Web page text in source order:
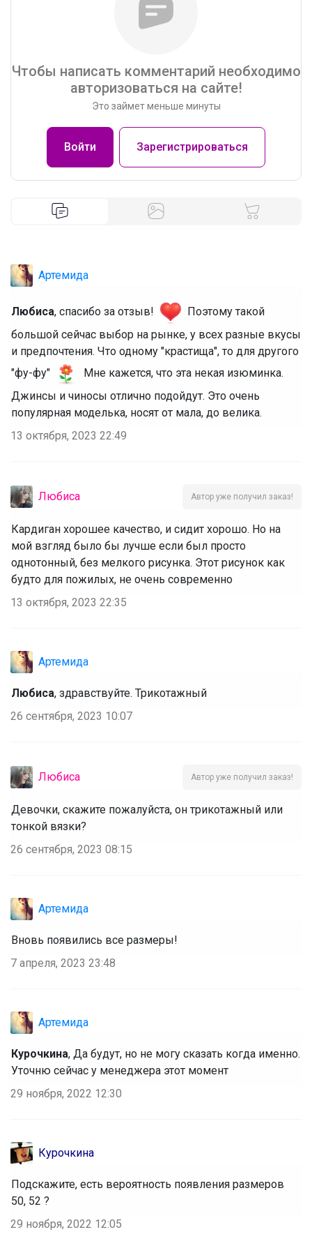
Чтобы написать комментарий необходимо
авторизоваться на сайте!
Это займет меньше минуты
Войти Зарегистрироваться
Артемида
Любиса, спасибо за отзыв!
Поэтому такой
большой сейчас выбор на рынке, у всех разные вкусы
и предпочтения. Что одному "крастища", то для другого
"фу-фу"
Мне кажется, что эта некая изюминка.
Джинсы и чиносы отлично подойдут. Это очень
популярная моделька, носят от мала, до велика.
13 октября, 2023 22:49
Любиса Автор уже получил заказ!
Кардиган хорошее качество, и сидит хорошо. Но на
мой взгляд было бы лучше если был просто
однотонный, без мелкого рисунка. Этот рисунок как
будто для пожилых, не очень современно
13 октября, 2023 22:35
Артемида
Любиса, здравствуйте. Трикотажный
26 сентября, 2023 10:07
Любиса Автор уже получил заказ!
Девочки, скажите пожалуйста, он трикотажный или
тонкой вязки?
26 сентября, 2023 08:15
Артемида
Вновь появились все размеры!
7 апреля, 2023 23:48
Артемида
Курочкина, Да будут, но не могу сказать когда именно.
Уточню сейчас у менеджера этот момент
29 ноября, 2022 12:30
Курочкина
Подскажите, есть вероятность появления размеров
50, 52 ?
29 ноября, 2022 12:05